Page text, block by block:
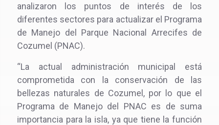
analizaron los puntos de interés de los
diferentes sectores para actualizar el Programa
de Manejo del Parque Nacional Arrecifes de
Cozumel (PNAC).
“La actual administración municipal está
comprometida con la conservación de las
bellezas naturales de Cozumel, por lo que el
Programa de Manejo del PNAC es de suma
importancia para la isla, ya que tiene la función